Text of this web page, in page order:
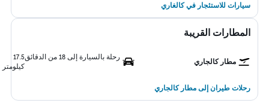
سيارات للاستئجار في كالغاري
المطارات القريبة
مطار كالجاري
رحلة بالسيارة إلى 18 من الدقائق
17.5
كيلومتر
رحلات طيران إلى مطار كالجاري